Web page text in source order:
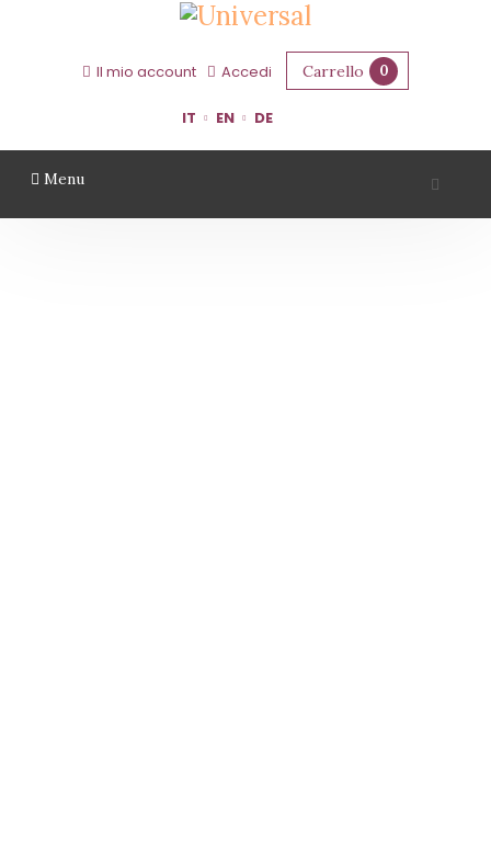
Il mio account Accedi Carrello 0
IT EN DE
Menu